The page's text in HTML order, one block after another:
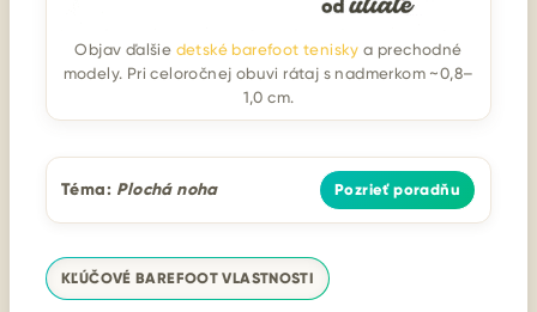
Objav ďalšie detské barefoot tenisky a prechodné
modely. Pri celoročnej obuvi rátaj s nadmerkom ~0,8–
1,0 cm.
Téma: Plochá noha Pozrieť poradňu
KĽÚČOVÉ BAREFOOT VLASTNOSTI